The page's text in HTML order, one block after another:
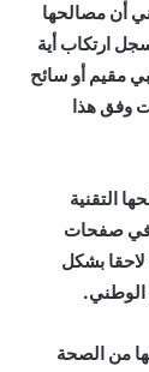
أن مصالحها
ارتكاب أية
مقيم أو سائح
وفق هذا
التقنية
في صفحات
لاحقا بشكل
من الصحة